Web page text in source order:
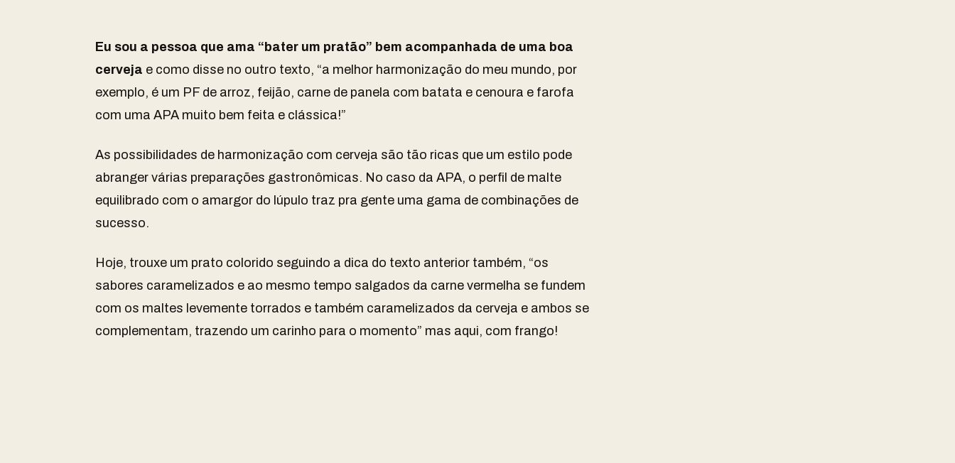
Eu sou a pessoa que ama “bater um pratão” bem acompanhada de uma boa
cerveja e como disse no outro texto, “a melhor harmonização do meu mundo, por
exemplo, é um PF de arroz, feijão, carne de panela com batata e cenoura e farofa
com uma APA muito bem feita e clássica!”
As possibilidades de harmonização com cerveja são tão ricas que um estilo pode
abranger várias preparações gastronômicas. No caso da APA, o perfil de malte
equilibrado com o amargor do lúpulo traz pra gente uma gama de combinações de
sucesso.
Hoje, trouxe um prato colorido seguindo a dica do texto anterior também, “os
sabores caramelizados e ao mesmo tempo salgados da carne vermelha se fundem
com os maltes levemente torrados e também caramelizados da cerveja e ambos se
complementam, trazendo um carinho para o momento” mas aqui, com frango!